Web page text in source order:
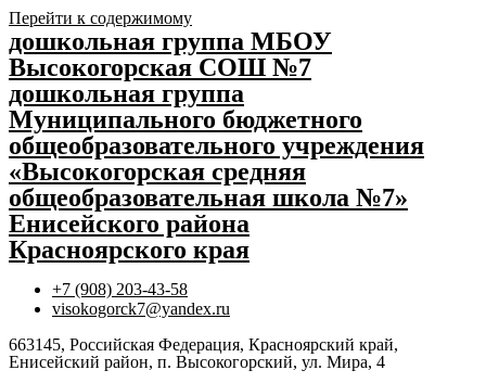
Перейти к содержимому
дошкольная группа МБОУ
Высокогорская СОШ №7
дошкольная группа
Муниципального бюджетного
общеобразовательного учреждения
«Высокогорская средняя
общеобразовательная школа №7»
Енисейского района
Красноярского края
+7 (908) 203-43-58
visokogorck7@yandex.ru
663145, Российская Федерация, Красноярский край,
Енисейский район, п. Высокогорский, ул. Мира, 4